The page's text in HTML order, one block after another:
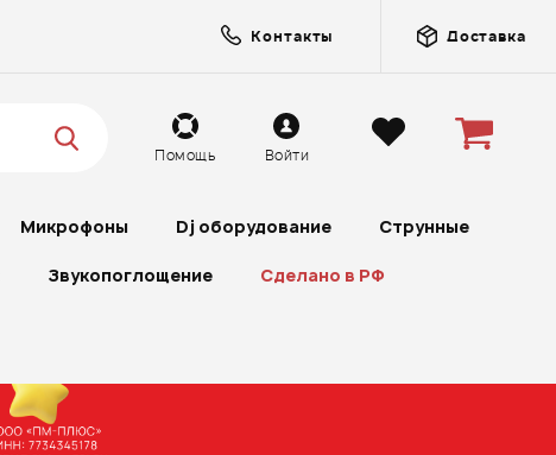
Контакты Доставка
Помощь Войти
Микрофоны Dj оборудование Струнные
Звукопоглощение Сделано в РФ